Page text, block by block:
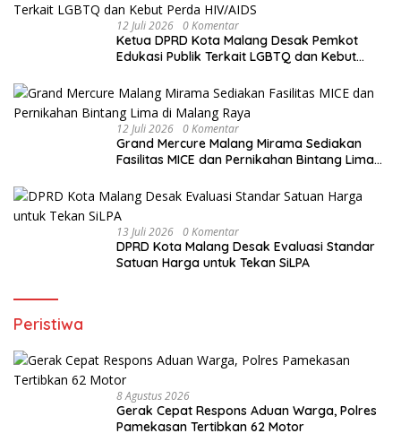
12 Juli 2026 0 Komentar
Ketua DPRD Kota Malang Desak Pemkot
Edukasi Publik Terkait LGBTQ dan Kebut
12 Juli 2026 0 Komentar
Grand Mercure Malang Mirama Sediakan
Fasilitas MICE dan Pernikahan Bintang Lima
13 Juli 2026 0 Komentar
DPRD Kota Malang Desak Evaluasi Standar
Satuan Harga untuk Tekan SiLPA
Peristiwa
8 Agustus 2026
Gerak Cepat Respons Aduan Warga, Polres
Pamekasan Tertibkan 62 Motor